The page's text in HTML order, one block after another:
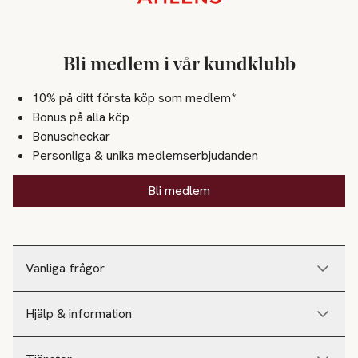
Vanliga frågor
Hjälp & information
Bli medlem i vår kundklubb
10% på ditt första köp som medlem*
Bonus på alla köp
Bonuscheckar
Personliga & unika medlemserbjudanden
Bli medlem